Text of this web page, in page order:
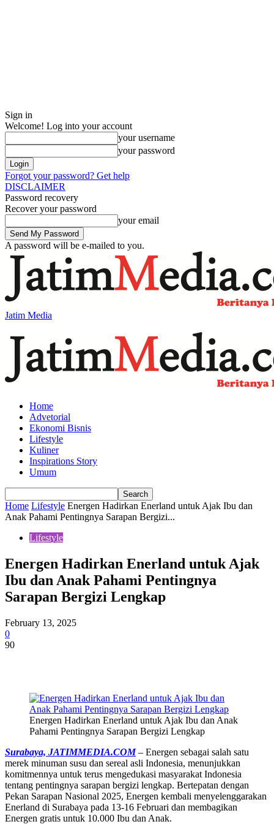
Sign in
Welcome! Log into your account
your username
your password
Forgot your password? Get help
DISCLAIMER
Password recovery
Recover your password
your email
A password will be e-mailed to you.
Jatim Media
Home
Advetorial
Ekonomi Bisnis
Lifestyle
Kuliner
Inspirations Story
Umum
Home Lifestyle Energen Hadirkan Enerland untuk Ajak Ibu dan
Anak Pahami Pentingnya Sarapan Bergizi...
Lifestyle
Energen Hadirkan Enerland untuk Ajak
Ibu dan Anak Pahami Pentingnya
Sarapan Bergizi Lengkap
February 13, 2025
0
90
Energen Hadirkan Enerland untuk Ajak Ibu dan Anak
Pahami Pentingnya Sarapan Bergizi Lengkap
Surabaya, JATIMMEDIA.COM– Energen sebagai salah satu
merek minuman susu dan sereal asli Indonesia, menunjukkan
komitmennya untuk terus mengedukasi masyarakat Indonesia
tentang pentingnya sarapan bergizi lengkap. Bertepatan dengan
Pekan Sarapan Nasional 2025, Energen kembali menyelenggarakan
Enerland di Surabaya pada 13-16 Februari dan membagikan
Energen gratis untuk 10.000 Ibu dan Anak.